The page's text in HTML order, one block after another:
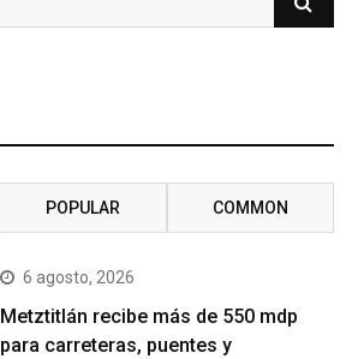
POPULAR COMMON
6 agosto, 2026
Metztitlán recibe más de 550 mdp
para carreteras, puentes y